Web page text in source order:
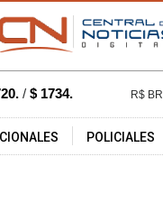
/ $ 1734. R$ BR
POLICIALES